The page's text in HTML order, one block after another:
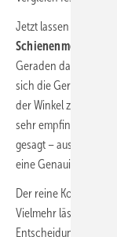
Jetzt lassen sich
Schienenmontage
Geraden darstellen.
sich die Geraden
der Winkel zwischen
sehr empfindlich
gesagt – aus
eine Genauigkeit vor,
Der reine
Vielmehr lässt sich
Entscheidung, ob